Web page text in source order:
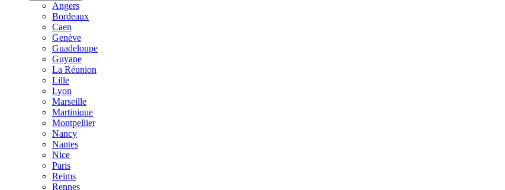
Angers
Bordeaux
Caen
Genève
Guadeloupe
Guyane
La Réunion
Lille
Lyon
Marseille
Martinique
Montpellier
Nancy
Nantes
Nice
Paris
Reims
Rennes